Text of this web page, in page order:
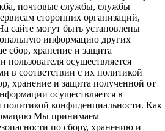
почтовые службы, службы
сторонних организаций,
сайте могут быть установлены
информацию других
сбор, хранение и защита
осуществляется
в соответствии с их политикой
хранение и защита полученной от
осуществляется в
политикой конфиденциальности. Как
Мы принимаем
по сбору, хранению и